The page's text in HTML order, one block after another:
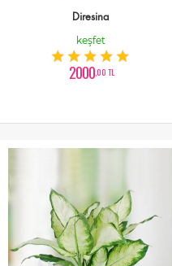
Diresina
keşfet
2000,00 TL